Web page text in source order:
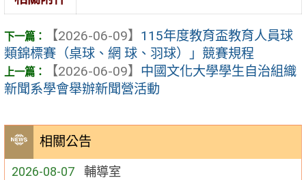
相關公告
2026-08-07 輔導室
【2026-06-09】 115年度教育盃教育人員球
類錦標賽（桌球、網 球、羽球）」競賽規程
【2026-06-09】 中國文化大學學生自治組織
新聞系學會舉辦新聞營活動